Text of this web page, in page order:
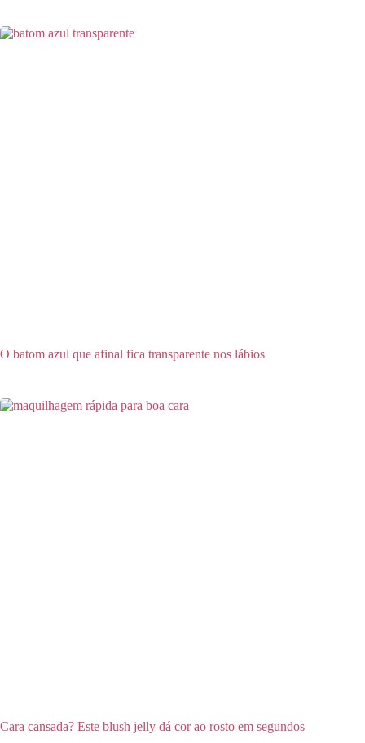
O batom azul que afinal fica transparente nos lábios
Cara cansada? Este blush jelly dá cor ao rosto em segundos